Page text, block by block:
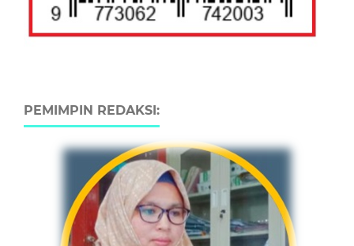
PEMIMPIN REDAKSI: